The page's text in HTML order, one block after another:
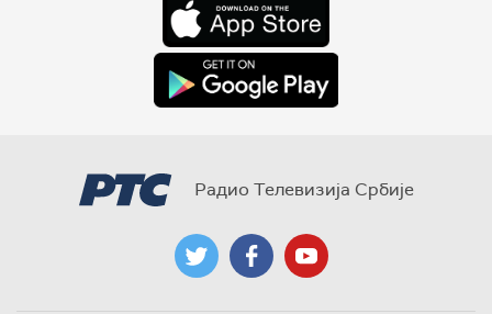
Радио Телевизија Србије